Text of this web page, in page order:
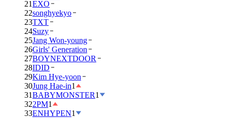
21EXO
22songhyekyo
23TXT
24Suzy
25Jang Won-young
26Girls' Generation
27BOYNEXTDOOR
28IDID
29Kim Hye-yoon
30Jung Hae-in1
31BABYMONSTER1
322PM1
33ENHYPEN1